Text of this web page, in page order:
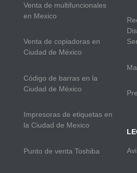
Venta de multifuncionales
en Mexico
Venta de copiadoras en
Ciudad de México
Código de barras en la
Ciudad de México
Impresoras de etiquetas en
la Ciudad de Mexico
Punto de venta Toshiba